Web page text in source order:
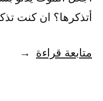
أتذكرها؟ ان كنت
متابعة قراءة “ذكرى